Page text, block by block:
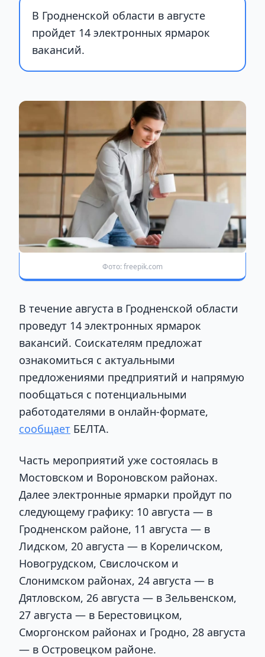
В Гродненской области в августе
пройдет 14 электронных ярмарок
вакансий.
Фото: freepik.com
В течение августа в Гродненской области
проведут 14 электронных ярмарок
вакансий. Соискателям предложат
ознакомиться с актуальными
предложениями предприятий и напрямую
пообщаться с потенциальными
работодателями в онлайн-формате,
сообщает БЕЛТА.
Часть мероприятий уже состоялась в
Мостовском и Вороновском районах.
Далее электронные ярмарки пройдут по
следующему графику: 10 августа — в
Гродненском районе, 11 августа — в
Лидском, 20 августа — в Кореличском,
Новогрудском, Свислочском и
Слонимском районах, 24 августа — в
Дятловском, 26 августа — в Зельвенском,
27 августа — в Берестовицком,
Сморгонском районах и Гродно, 28 августа
— в Островецком районе.